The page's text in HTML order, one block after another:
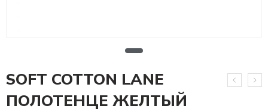
SOFT COTTON LANE
ПОЛОТЕНЦЕ ЖЕЛТЫЙ
1,194₽–2,664 ₽